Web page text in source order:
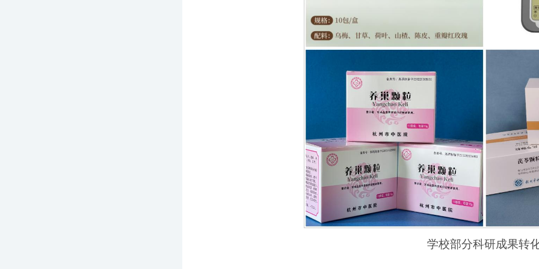
学校部分科研成果转